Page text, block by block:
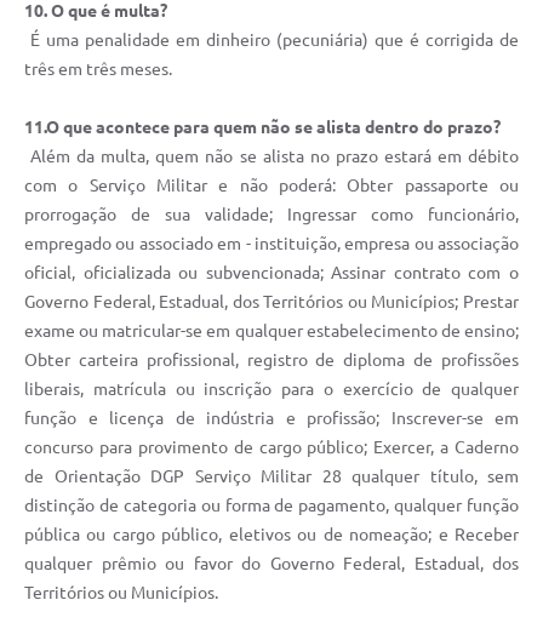
10. O que é multa?
É uma penalidade em dinheiro (pecuniária) que é corrigida de
três em três meses.
11.O que acontece para quem não se alista dentro do prazo?
Além da multa, quem não se alista no prazo estará em débito
com o Serviço Militar e não poderá: Obter passaporte ou
prorrogação de sua validade; Ingressar como funcionário,
empregado ou associado em - instituição, empresa ou associação
oficial, oficializada ou subvencionada; Assinar contrato com o
Governo Federal, Estadual, dos Territórios ou Municípios; Prestar
exame ou matricular-se em qualquer estabelecimento de ensino;
Obter carteira profissional, registro de diploma de profissões
liberais, matrícula ou inscrição para o exercício de qualquer
função e licença de indústria e profissão; Inscrever-se em
concurso para provimento de cargo público; Exercer, a Caderno
de Orientação DGP Serviço Militar 28 qualquer título, sem
distinção de categoria ou forma de pagamento, qualquer função
pública ou cargo público, eletivos ou de nomeação; e Receber
qualquer prêmio ou favor do Governo Federal, Estadual, dos
Territórios ou Municípios.